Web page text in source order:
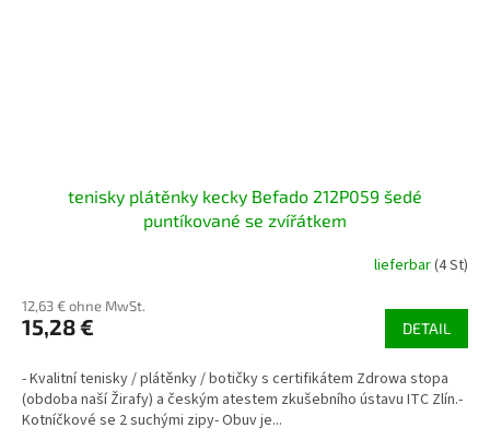
tenisky plátěnky kecky Befado 212P059 šedé
puntíkované se zvířátkem
lieferbar(4 St)
12,63 € ohne MwSt.
15,28 € DETAIL
- Kvalitní tenisky / plátěnky / botičky s certifikátem Zdrowa stopa
(obdoba naší Žirafy) a českým atestem zkušebního ústavu ITC Zlín.-
Kotníčkové se 2 suchými zipy- Obuv je...